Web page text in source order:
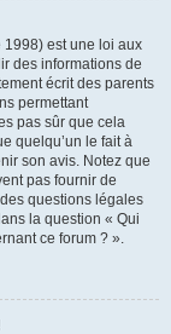
est une loi aux
des informations de
écrit des parents
permettant
pas sûr que cela
quelqu’un le fait à
son avis. Notez que
pas fournir de
questions légales
la question « Qui
ce forum ? ».